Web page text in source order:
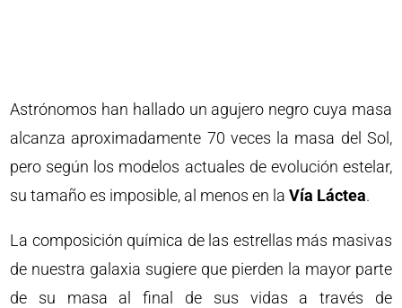
Astrónomos han hallado un agujero negro cuya masa
alcanza aproximadamente 70 veces la masa del Sol,
pero según los modelos actuales de evolución estelar,
su tamaño es imposible, al menos en laVía Láctea.
La composición química de las estrellas más masivas
de nuestra galaxia sugiere que pierden la mayor parte
de su masa al final de sus vidas a través de